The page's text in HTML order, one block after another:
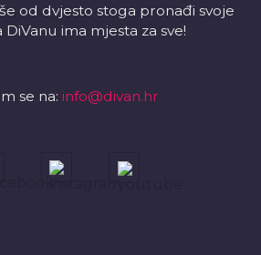
od dvjesto stoga pronađi svoje
DiVanu ima mjesta za sve!
se na: info@divan.hr